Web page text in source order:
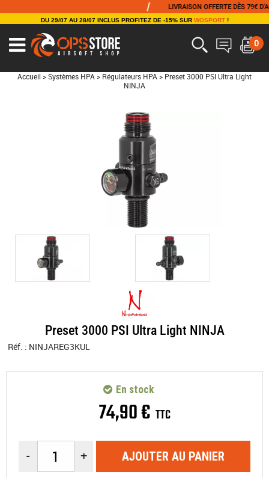
LIVRAISON OFFERTE DÈS 79€
DU 29/07 AU 28/07 INCLUS PROFITEZ DE -15% SUR WOSPORT!
0
Accueil > Systèmes HPA > Régulateurs HPA > Preset 3000 PSI Ultra Light
NINJA
Preset 3000 PSI Ultra Light NINJA
Réf. : NINJAREG3KUL
74,90€ TTC
En stock
- + AJOUTER AU PANIER